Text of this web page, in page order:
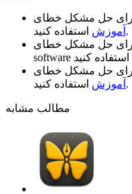
آموزش استفاده کنید.
software
آموزش استفاده کنید.
مطالب مشابه